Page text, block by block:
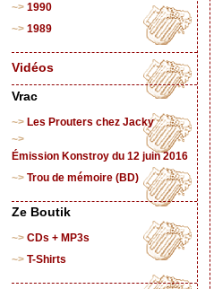
1990
1989
Vidéos
Vrac
Les Prouters chez Jacky
Émission Konstroy du 12 juin 2016
Trou de mémoire (BD)
Ze Boutik
CDs + MP3s
T-Shirts